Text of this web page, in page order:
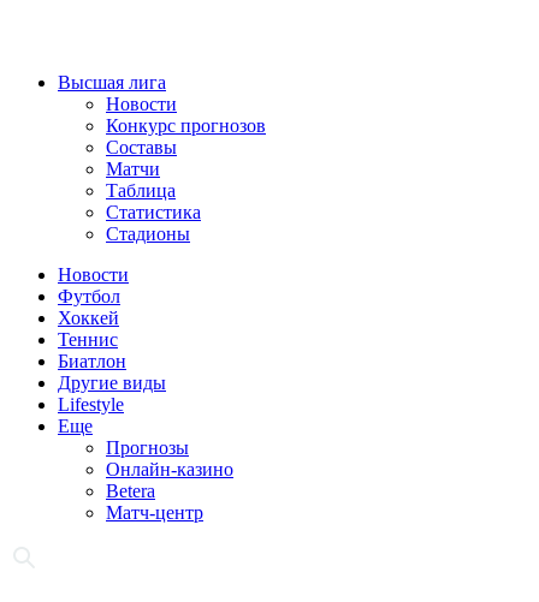
Высшая лига
Новости
Конкурс прогнозов
Составы
Матчи
Таблица
Статистика
Стадионы
Новости
Футбол
Хоккей
Теннис
Биатлон
Другие виды
Lifestyle
Еще
Прогнозы
Онлайн-казино
Betera
Матч-центр